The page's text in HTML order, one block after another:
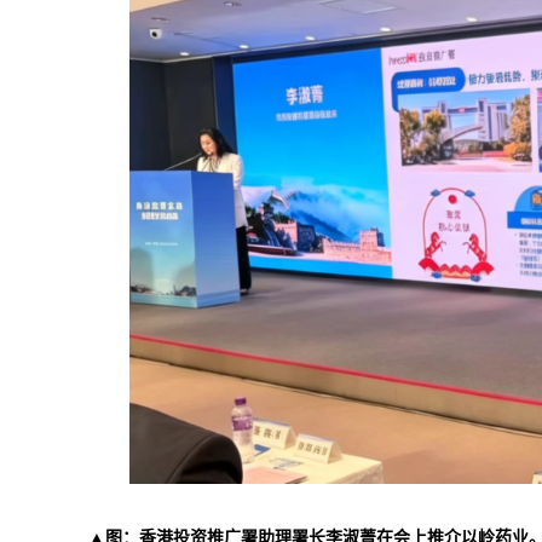
▲图：香港投资推广署助理署长李淑菁在会上推介以岭药业